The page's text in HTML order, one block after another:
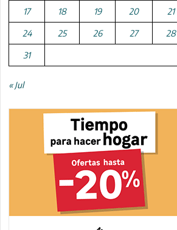
17 18 19 20 21
24 25 26 27 28
31
« Jul